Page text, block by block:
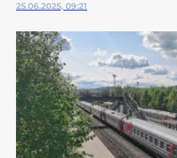
25.06.2025, 09:21